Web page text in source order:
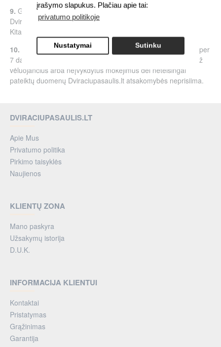
įrašymo slapukus. Plačiau apie tai:
privatumo politikoje
Nustatymai Sutinku
9. Grąžinant prekes dėl netinkamos jų kokybės,
Dviraciupasaulis.lt suteikia nemokamą grąžinimo galimybę.
Kitais atvejais, pirkėjas padengia grąžinimo išlaidas.
10. Grąžinama suma pervedama tik į pirkėjo banko sąskaitą per
7 darbo dienas nuo prekės pristatymo į Dviraciupasaulis.lt. Už
vėluojančius arba neįvykdytus mokėjimus dėl neteisingai
pateiktų duomenų Dviraciupasaulis.lt atsakomybės neprisiima.
DVIRACIUPASAULIS.LT
Apie Mus
Privatumo politika
Pirkimo taisyklės
Naujienos
KLIENTŲ ZONA
Mano paskyra
Užsakymų istorija
D.U.K.
INFORMACIJA KLIENTUI
Kontaktai
Pristatymas
Grąžinimas
Garantija